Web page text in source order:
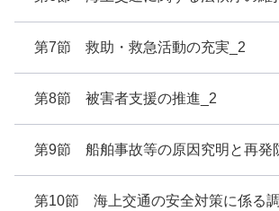
第7節 救助・救急活動の充実_2
第8節 被害者支援の推進_2
第9節 船舶事故等の原因究明と再発
第10節 海上交通の安全対策に係る